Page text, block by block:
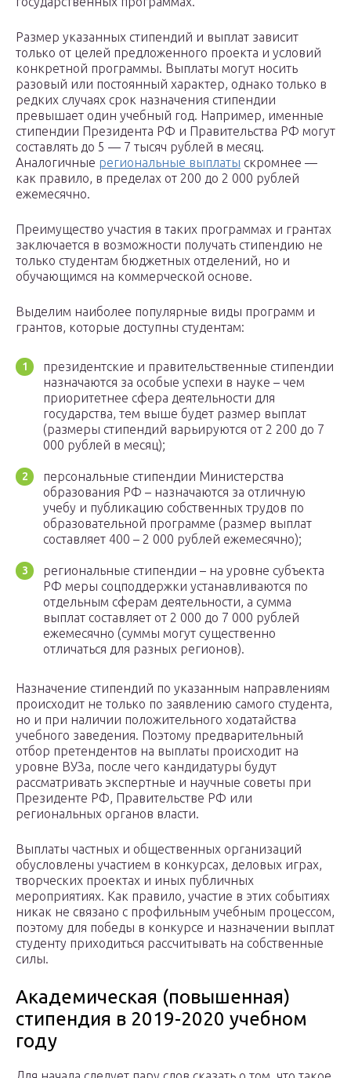
Размер указанных стипендий и выплат зависит
только от целей предложенного проекта и условий
конкретной программы. Выплаты могут носить
разовый или постоянный характер, однако только в
редких случаях срок назначения стипендии
превышает один учебный год. Например, именные
стипендии Президента РФ и Правительства РФ могут
составлять до 5 — 7 тысяч рублей в месяц.
Аналогичные региональные выплаты скромнее —
как правило, в пределах от 200 до 2 000 рублей
ежемесячно.
Преимущество участия в таких программах и грантах
заключается в возможности получать стипендию не
только студентам бюджетных отделений, но и
обучающимся на коммерческой основе.
Выделим наиболее популярные виды программ и
грантов, которые доступны студентам:
президентские и правительственные стипендии
назначаются за особые успехи в науке – чем
приоритетнее сфера деятельности для
государства, тем выше будет размер выплат
(размеры стипендий варьируются от 2 200 до 7
000 рублей в месяц);
персональные стипендии Министерства
образования РФ – назначаются за отличную
учебу и публикацию собственных трудов по
образовательной программе (размер выплат
составляет 400 – 2 000 рублей ежемесячно);
региональные стипендии – на уровне субъекта
РФ меры соцподдержки устанавливаются по
отдельным сферам деятельности, а сумма
выплат составляет от 2 000 до 7 000 рублей
ежемесячно (суммы могут существенно
отличаться для разных регионов).
Назначение стипендий по указанным направлениям
происходит не только по заявлению самого студента,
но и при наличии положительного ходатайства
учебного заведения. Поэтому предварительный
отбор претендентов на выплаты происходит на
уровне ВУЗа, после чего кандидатуры будут
рассматривать экспертные и научные советы при
Президенте РФ, Правительстве РФ или
региональных органов власти.
Выплаты частных и общественных организаций
обусловлены участием в конкурсах, деловых играх,
творческих проектах и иных публичных
мероприятиях. Как правило, участие в этих событиях
никак не связано с профильным учебным процессом,
поэтому для победы в конкурсе и назначении выплат
студенту приходиться рассчитывать на собственные
силы.
Академическая (повышенная)
стипендия в 2019-2020 учебном
году